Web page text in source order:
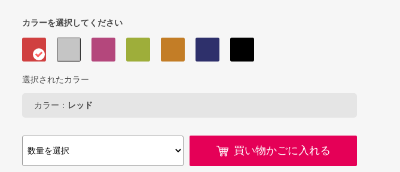
カラーを選択してください
選択されたカラー
カラー： レッド
買い物かごに入れる